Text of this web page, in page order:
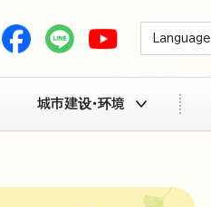
Language
城市建设・环境